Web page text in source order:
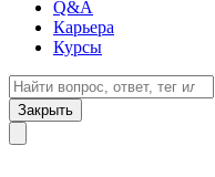
Q&A
Карьера
Курсы
Закрыть